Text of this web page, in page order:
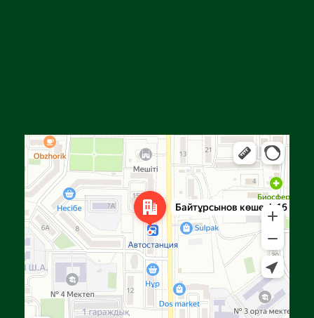
Яндекс Карталар — көлік, навигация, орындарды іздеу